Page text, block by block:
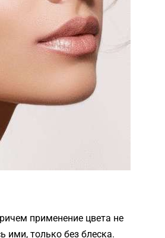
применение цвета не
ими, только без блеска.